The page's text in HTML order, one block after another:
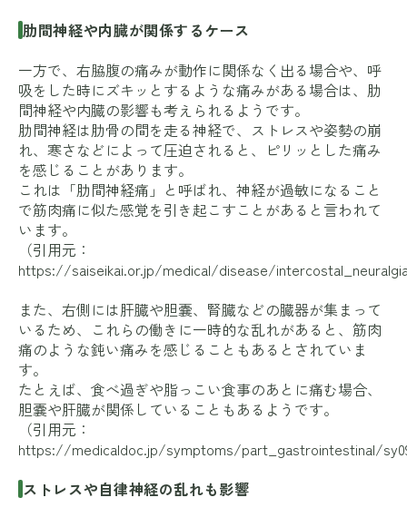
肋間神経や内臓が関係するケース
一方で、右脇腹の痛みが動作に関係なく出る場合や、呼
吸をした時にズキッとするような痛みがある場合は、肋
間神経や内臓の影響も考えられるようです。
肋間神経は肋骨の間を走る神経で、ストレスや姿勢の崩
れ、寒さなどによって圧迫されると、ピリッとした痛み
を感じることがあります。
これは「肋間神経痛」と呼ばれ、神経が過敏になること
で筋肉痛に似た感覚を引き起こすことがあると言われて
います。
（引用元：
https://saiseikai.or.jp/medical/disease/
また、右側には肝臓や胆嚢、腎臓などの臓器が集まって
いるため、これらの働きに一時的な乱れがあると、筋肉
痛のような鈍い痛みを感じることもあるとされていま
す。
たとえば、食べ過ぎや脂っこい食事のあとに痛む場合、
胆嚢や肝臓が関係していることもあるようです。
（引用元：
https://medicaldoc.jp/symptoms/part_gastrointestinal/
ストレスや自律神経の乱れも影響